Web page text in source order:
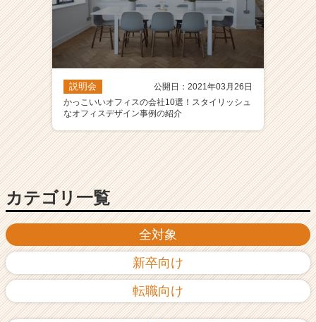
全対象
新卒向け
転職向け
説明会
公開日：2021年03月26日
かっこいいオフィスの会社10選！スタイリッシュ
なオフィスデザイン事例の紹介
カテゴリ一覧